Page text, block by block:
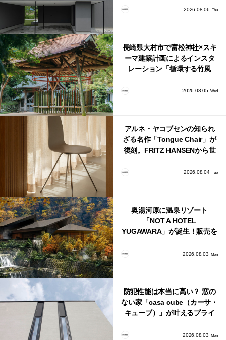
2026.08.06 Thu
長崎県大村市で富松神社×スキ
ーマ建築計画によるインスタ
レーション「循環する竹風
2026.08.05 Wed
アルネ・ヤコブセンの知られ
ざる名作「Tongue Chair」が
復刻。FRITZ HANSENから世
2026.08.04 Tue
奥湯河原に温泉リゾート
「NOT A HOTEL
YUGAWARA」が誕生！販売を
2026.08.03 Mon
防犯性能は本当に高い？ 窓の
ない家「casa cube（カーサ・
キューブ）」が叶えるプライ
2026.08.03 Mon